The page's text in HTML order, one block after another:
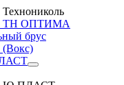
ТН ОПТИМА
брус